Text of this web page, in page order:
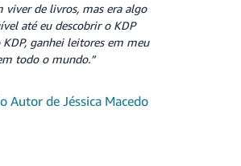
viver de livros, mas era algo
até eu descobrir o KDP
ganhei leitores em meu
todo o mundo.”
Autor de Jéssica Macedo